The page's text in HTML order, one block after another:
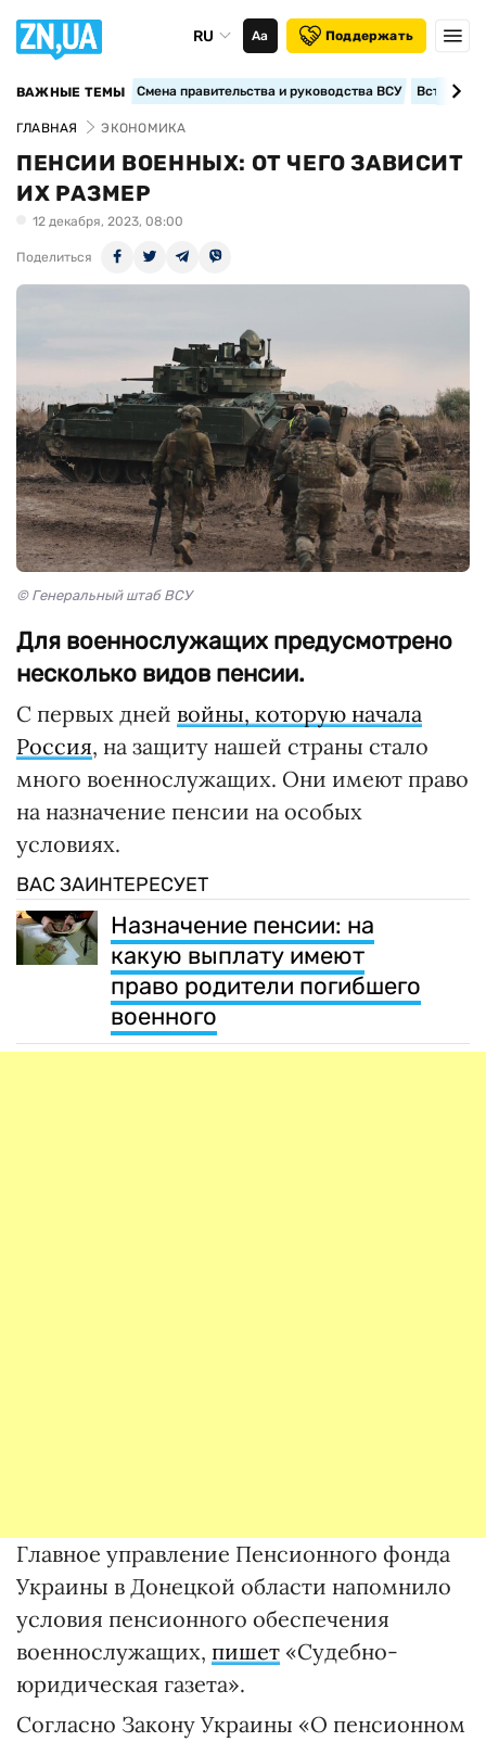
RU Аа Поддержать
ВАЖНЫЕ ТЕМЫ Смена правительства и руководства ВСУ
ГЛАВНАЯ ЭКОНОМИКА
ПЕНСИИ ВОЕННЫХ: ОТ ЧЕГО ЗАВИСИТ
ИХ РАЗМЕР
12 декабря, 2023, 08:00
Поделиться
© Генеральный штаб ВСУ
Для военнослужащих предусмотрено
несколько видов пенсии.
С первых дней войны, которую начала
Россия, на защиту нашей страны стало
много военнослужащих. Они имеют право
на назначение пенсии на особых
условиях.
ВАС ЗАИНТЕРЕСУЕТ
Назначение пенсии: на
какую выплату имеют
право родители погибшего
военного
Главное управление Пенсионного фонда
Украины в Донецкой области напомнило
условия пенсионного обеспечения
военнослужащих, пишет «Судебно-
юридическая газета».
Согласно Закону Украины «О пенсионном